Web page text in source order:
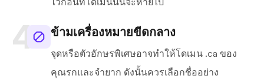
ข้ามเครื่องหมายขีดกลาง
จุดหรือตัวอักษรพิเศษอาจทำให้โดเมน .ca ของ
คุณรกและจำยาก ดังนั้นควรเลือกชื่ออย่าง